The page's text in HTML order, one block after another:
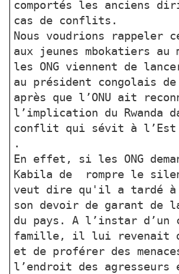
comportés les anciens
cas de conflits.
Nous voudrions rappeler
aux jeunes mbokatiers au
les ONG viennent de
au président congolais de
après que l’ONU ait
l’implication du Rwanda
conflit qui sévit à l’Est
.
En effet, si les ONG
Kabila de rompre le
veut dire qu'il a tardé à
son devoir de garant de
du pays. A l’instar d’un
famille, il lui revenait
et de proférer des
l’endroit des agresseurs